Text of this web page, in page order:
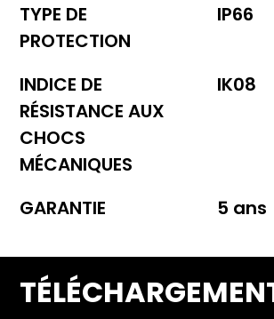
TYPE DE
PROTECTION
IP66
INDICE DE
RÉSISTANCE AUX
CHOCS
MÉCANIQUES
IK08
GARANTIE 5 ans